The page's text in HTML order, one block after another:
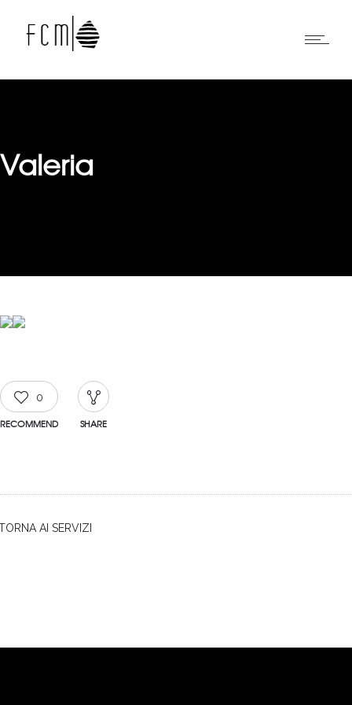
Valeria
0
RECOMMEND SHARE
AI SERVIZI